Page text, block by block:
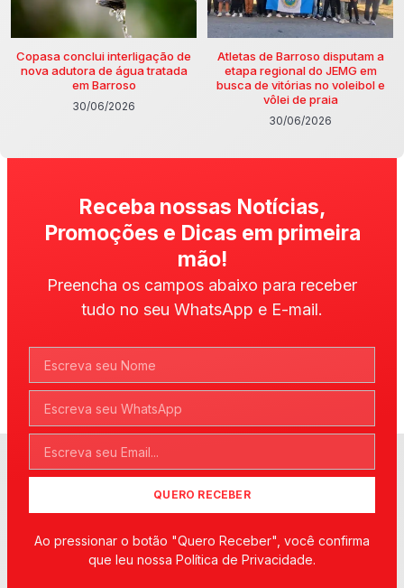
Copasa conclui interligação de
nova adutora de água tratada
em Barroso
30/06/2026
Atletas de Barroso disputam a
etapa regional do JEMG em
busca de vitórias no voleibol e
vôlei de praia
30/06/2026
Receba nossas Notícias,
Promoções e Dicas em primeira
mão!
Preencha os campos abaixo para receber
tudo no seu WhatsApp e E-mail.
QUERO RECEBER
Ao pressionar o botão "Quero Receber", você confirma
que leu nossa Política de Privacidade.